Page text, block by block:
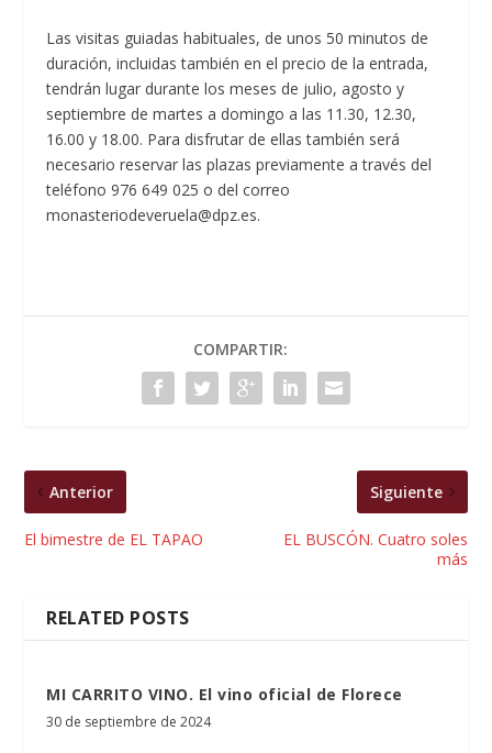
Las visitas guiadas habituales, de unos 50 minutos de
duración, incluidas también en el precio de la entrada,
tendrán lugar durante los meses de julio, agosto y
septiembre de martes a domingo a las 11.30, 12.30,
16.00 y 18.00. Para disfrutar de ellas también será
necesario reservar las plazas previamente a través del
teléfono 976 649 025 o del correo
monasteriodeveruela@dpz.es.
COMPARTIR:
Anterior
El bimestre de EL TAPAO
Siguiente
EL BUSCÓN. Cuatro soles
más
RELATED POSTS
MI CARRITO VINO. El vino oficial de Florece
30 de septiembre de 2024